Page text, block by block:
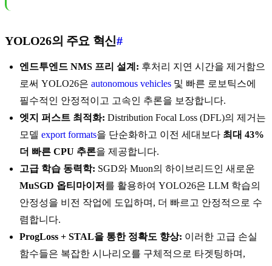
YOLO26의 주요 혁신#
엔드투엔드 NMS 프리 설계: 후처리 지연 시간을 제거함으
로써 YOLO26은 autonomous vehicles 및 빠른 로보틱스에
필수적인 안정적이고 고속인 추론을 보장합니다.
엣지 퍼스트 최적화: Distribution Focal Loss (DFL)의 제거는
모델 export formats을 단순화하고 이전 세대보다 최대 43%
더 빠른 CPU 추론을 제공합니다.
고급 학습 동력학: SGD와 Muon의 하이브리드인 새로운
MuSGD 옵티마이저 를 활용하여 YOLO26은 LLM 학습의
안정성을 비전 작업에 도입하며, 더 빠르고 안정적으로 수
렴합니다.
ProgLoss + STAL을 통한 정확도 향상: 이러한 고급 손실
함수들은 복잡한 시나리오를 구체적으로 타겟팅하며,